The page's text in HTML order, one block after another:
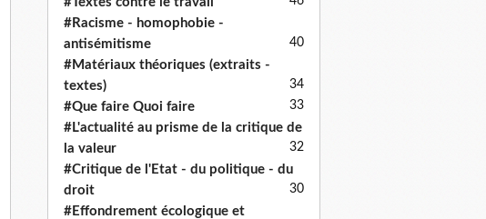
#Racisme - homophobie -
antisémitisme
40
#Matériaux théoriques (extraits -
textes)
34
#Que faire Quoi faire 33
#L'actualité au prisme de la critique de
la valeur
32
#Critique de l'Etat - du politique - du
droit
30
#Effondrement écologique et